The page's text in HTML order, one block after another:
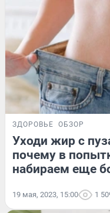
ЗДОРОВЬЕ ОБЗОР
Уходи жир с
почему в
набираем еще
19 мая, 2023, 15:00 1